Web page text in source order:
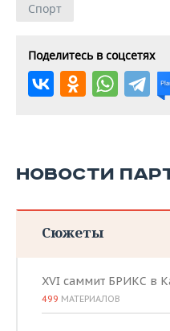
Спорт
Поделитесь в соцсетях
НОВОСТИ
Сюжеты
XVI саммит БРИКС в
499 МАТЕРИАЛОВ